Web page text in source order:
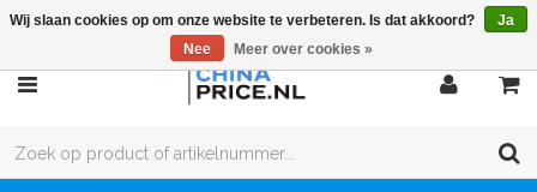
Wij slaan cookies op om onze website te verbeteren. Is dat akkoord?
Ja
Nee
Meer over cookies »